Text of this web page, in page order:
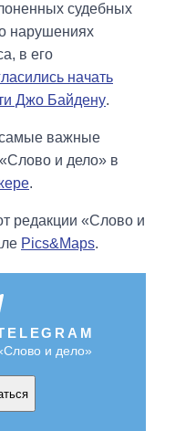
судебных
нарушениях
в его
начать
Джо Байдену.
самые важные
и дело» в
.
редакции «Слово и
Pics&Maps.
и дело»